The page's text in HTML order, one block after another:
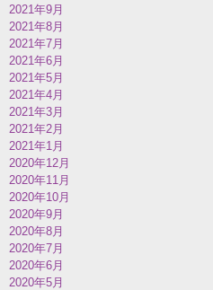
2021年9月
2021年8月
2021年7月
2021年6月
2021年5月
2021年4月
2021年3月
2021年2月
2021年1月
2020年12月
2020年11月
2020年10月
2020年9月
2020年8月
2020年7月
2020年6月
2020年5月